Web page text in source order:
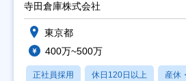
寺田倉庫株式会社
東京都
400万~500万
正社員採用 休日120日以上 産休